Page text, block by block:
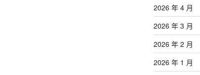
2026 年 4 月
2026 年 3 月
2026 年 2 月
2026 年 1 月